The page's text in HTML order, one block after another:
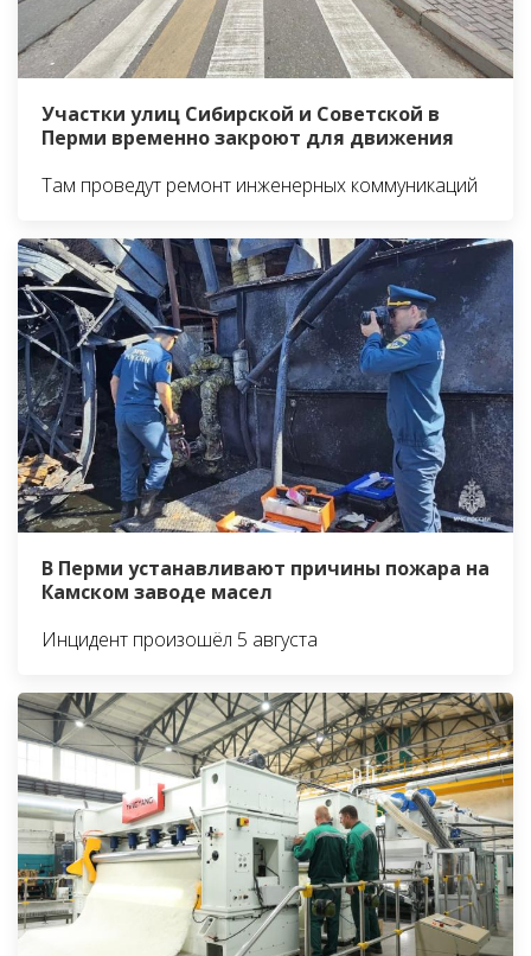
Участки улиц Сибирской и Советской в
Перми временно закроют для движения
Там проведут ремонт инженерных коммуникаций
В Перми устанавливают причины пожара на
Камском заводе масел
Инцидент произошёл 5 августа